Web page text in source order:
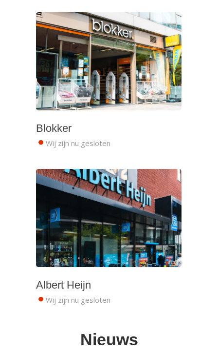
Blokker
Wij zijn nu gesloten
Albert Heijn
Wij zijn nu gesloten
Nieuws